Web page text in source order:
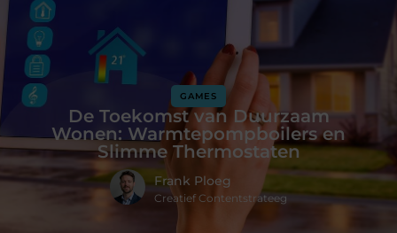
GAMES
De Toekomst van Duurzaam
Wonen: Warmtepompboilers en
Slimme Thermostaten
Frank Ploeg
Creatief Contentstrateeg